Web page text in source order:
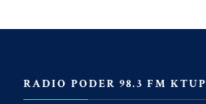
RADIO PODER 98.3 FM KTUP